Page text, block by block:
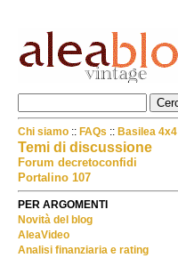
Chi siamo :: FAQs :: Basilea 4x4
Temi di discussione
Forum decretoconfidi
Portalino 107
PER ARGOMENTI
Novità del blog
AleaVideo
Analisi finanziaria e rating